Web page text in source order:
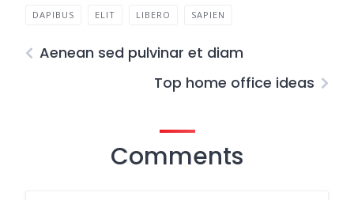
DAPIBUS ELIT LIBERO SAPIEN
Aenean sed pulvinar et diam
Top home office ideas
Comments